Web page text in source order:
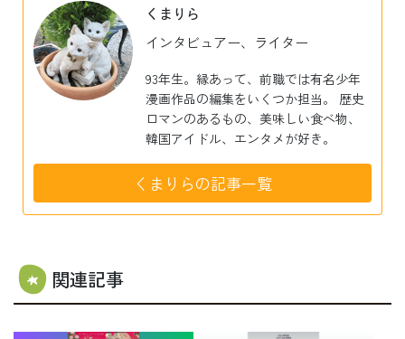
くまりら
インタビュアー、ライター
93年生。縁あって、前職では有名少年
漫画作品の編集をいくつか担当。 歴史
ロマンのあるもの、美味しい食べ物、
韓国アイドル、エンタメが好き。
くまりらの記事一覧
関連記事